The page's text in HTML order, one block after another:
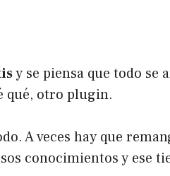
y se piensa que todo
qué, otro plugin.
A veces hay que
conocimientos y ese